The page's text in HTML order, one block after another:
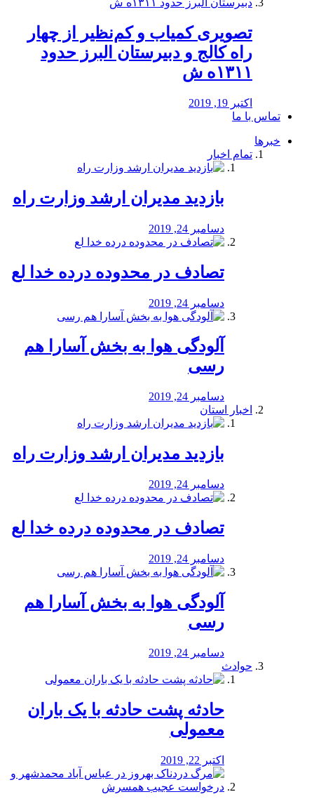
️تصویری کمیاب و کم‌نظیر از چهار
راه كالج و دبيرستان البرز حدود
۱۳۱۱ه ش
اکتبر 19, 2019
تماس با ما
خبرها
تمام اخبار
بازدید مدیران ارشد وزارت راه
دسامبر 24, 2019
تصادف در محدوده درده خدا لع
دسامبر 24, 2019
آلودگی هوا به بخش آسارا هم
رسی
دسامبر 24, 2019
اخبار استان
بازدید مدیران ارشد وزارت راه
دسامبر 24, 2019
تصادف در محدوده درده خدا لع
دسامبر 24, 2019
آلودگی هوا به بخش آسارا هم
رسی
دسامبر 24, 2019
حوادث
️حادثه پشت حادثه با یک باران
معمولی
اکتبر 22, 2019